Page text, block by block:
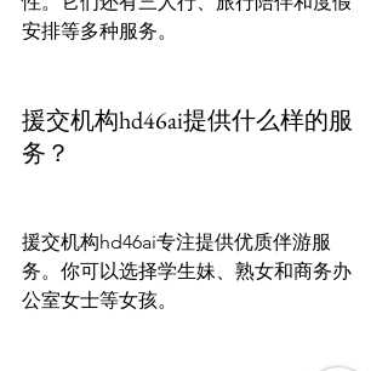
安排等多种服务。
援交机构hd46ai提供什么样的服
务？
援交机构hd46ai专注提供优质伴游服
务。你可以选择学生妹、熟女和商务办
公室女士等女孩。